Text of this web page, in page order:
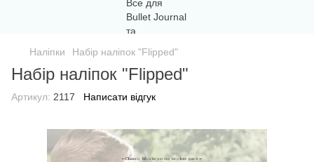
Наліпки Набір наліпок "Flipped"
Набір наліпок "Flipped"
Артикул: 2117 Написати відгук